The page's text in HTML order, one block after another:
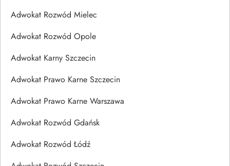
Adwokat Rozwód Mielec
Adwokat Rozwód Opole
Adwokat Karny Szczecin
Adwokat Prawo Karne Szczecin
Adwokat Prawo Karne Warszawa
Adwokat Rozwód Gdańsk
Adwokat Rozwód Łódź